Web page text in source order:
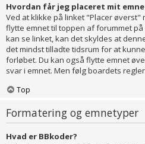
Hvordan får jeg placeret mit
Ved at klikke på linket "Placer øverst"
flytte emnet til toppen af forummet
kan se linket, kan det skyldes at
det mindst tilladte tidsrum for at
forløbet. Du kan også flytte emnet
svar i emnet. Men følg boardets
Top
Formatering og emnetyper
Hvad er BBkoder?